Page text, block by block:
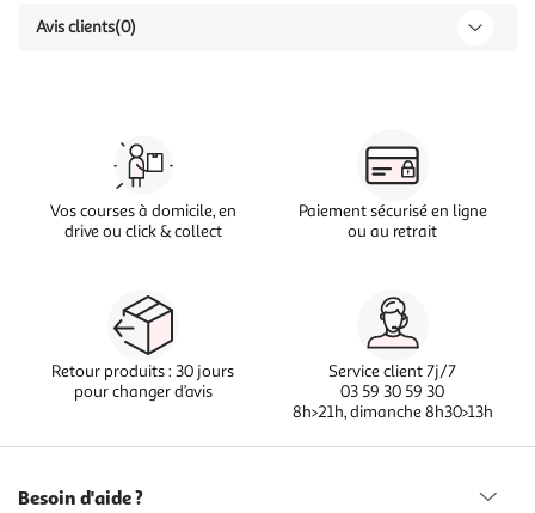
Avis clients(0)
Vos courses à domicile, en
drive ou click & collect
Paiement sécurisé en ligne
ou au retrait
Retour produits : 30 jours
pour changer d’avis
Service client 7j/7
03 59 30 59 30
8h>21h, dimanche 8h30>13h
Besoin d'aide ?